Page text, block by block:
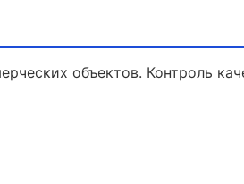
объектов. Контроль